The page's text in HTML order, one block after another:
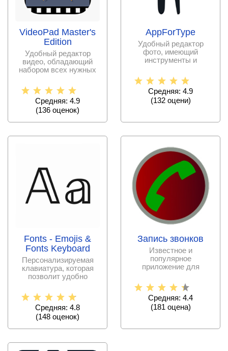
VideoPad Master's
Edition
Удобный редактор
видео, обладающий
набором всех нужных
Средняя: 4.9
(136 оценок)
AppForType
Удобный редактор
фото, имеющий
инструменты и
по добавлению
Средняя: 4.9
(132оцени)
Fonts - Emojis &
Fonts Keyboard
Персонализируемая
клавиатура, которая
позволит удобно
Средняя: 4.8
(148 оценок)
Запись звонков
Известное и
популярное
приложение для
андроид, позволяющее
вести
Средняя: 4.4
(181 оценa)